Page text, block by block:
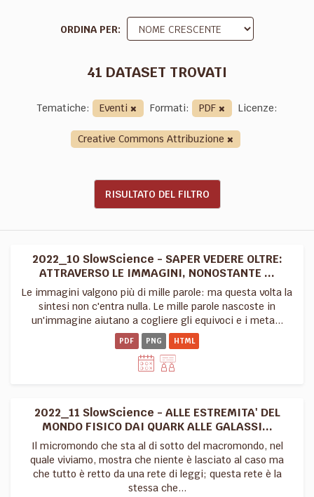
ORDINA PER
41 DATASET TROVATI
Tematiche: Eventi Formati: PDF
Licenze:
Creative Commons Attribuzione
RISULTATO DEL FILTRO
2022_10 SlowScience - SAPER VEDERE OLTRE:
ATTRAVERSO LE IMMAGINI, NONOSTANTE ...
Le immagini valgono più di mille parole: ma questa volta la
sintesi non c'entra nulla. Le mille parole nascoste in
un'immagine aiutano a cogliere gli equivoci e i meta...
PDF PNG HTML
2022_11 SlowScience - ALLE ESTREMITA' DEL
MONDO FISICO DAI QUARK ALLE GALASSI...
Il micromondo che sta al di sotto del macromondo, nel
quale viviamo, mostra che niente è lasciato al caso ma
che tutto è retto da una rete di leggi; questa rete è la
stessa che...